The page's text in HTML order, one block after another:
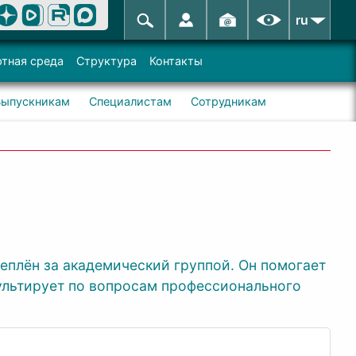
ru
среда Структура Контакты
Специалистам Сотрудникам
за академический группой. Он помогает
по вопросам профессионального